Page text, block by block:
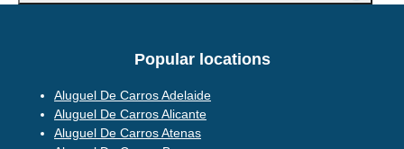
Popular locations
Aluguel De Carros Adelaide
Aluguel De Carros Alicante
Aluguel De Carros Atenas